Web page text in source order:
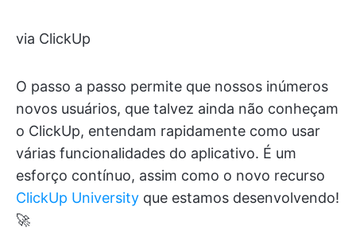
via ClickUp
O passo a passo permite que nossos inúmeros
novos usuários, que talvez ainda não conheçam
o ClickUp, entendam rapidamente como usar
várias funcionalidades do aplicativo. É um
esforço contínuo, assim como o novo recurso
ClickUp University que estamos desenvolvendo!
🚀